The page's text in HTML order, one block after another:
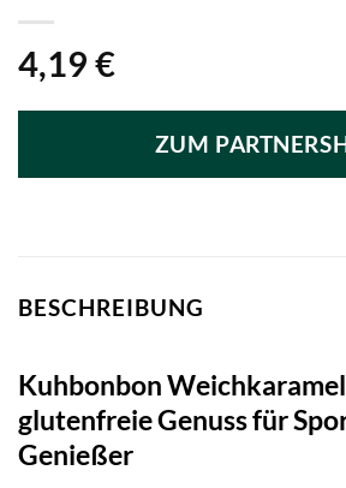
4,19 €
ZUM
BESCHREIBUNG
Kuhbonbon
glutenfreie Genuss für
Genießer